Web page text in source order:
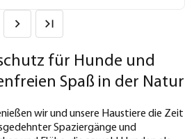
für Hunde und
Spaß in der Natur
wir und unsere Haustiere die Zeit
Spaziergänge und